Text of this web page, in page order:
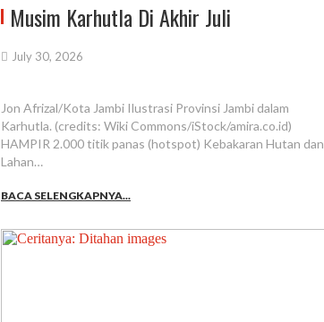
Musim Karhutla Di Akhir Juli
July 30, 2026
Jon Afrizal/Kota Jambi Ilustrasi Provinsi Jambi dalam
Karhutla. (credits: Wiki Commons/iStock/amira.co.id)
HAMPIR 2.000 titik panas (hotspot) Kebakaran Hutan dan
Lahan…
BACA SELENGKAPNYA...